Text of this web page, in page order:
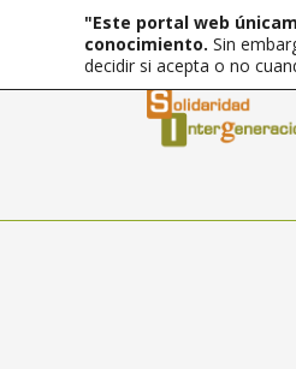
"Este portal web
conocimiento. Sin
decidir si acepta o no